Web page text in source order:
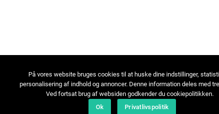
På vores website bruges cookies til at huske dine indstillinger,
personalisering af indhold og annoncer. Denne information deles med
Ved fortsat brug af websiden godkender du cookiepolitikken.
Ok
Privatlivspolitik